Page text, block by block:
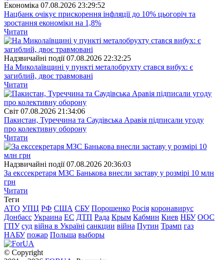
Економіка 07.08.2026 23:29:52
Нацбанк очікує прискорення інфляції до 10% цьогоріч та
зростання економіки на 1,8%
Читати
Надзвичайні події 07.08.2026 22:32:25
На Миколаївщині у пункті металобрухту стався вибух: є
загиблий, двоє травмовані
Читати
Свiт 07.08.2026 21:34:06
Пакистан, Туреччина та Саудівська Аравія підписали угоду
про колективну оборону
Читати
Надзвичайні події 07.08.2026 20:36:03
За екссекретаря МЗС Банькова внесли заставу у розмірі 10 млн
грн
Читати
Теги
АТО УПЦ РФ США СБУ Порошенко Росія коронавирус
Донбасс Украина ЕС ДТП Рада Крым Кабмин Киев НБУ ООС
ГПУ суд війна в Україні санкции війна Путин Трамп газ
НАБУ пожар Польша выборы
© Copyright